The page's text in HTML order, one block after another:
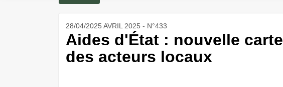
28/04/2025 AVRIL 2025 - N°433
Aides d'État : nouvelle
des acteurs locaux